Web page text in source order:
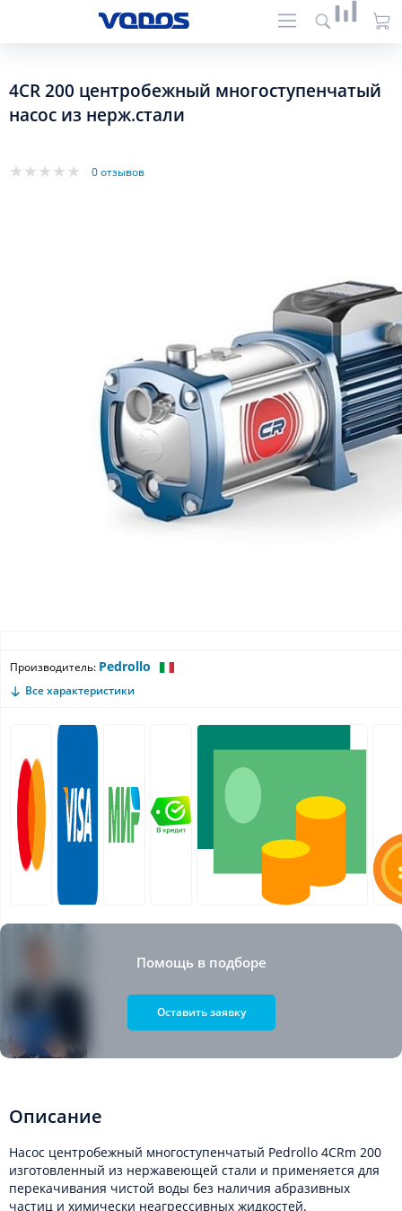
4CR 200 центробежный многоступенчатый
насос из нерж.стали
0 отзывов
Производитель: Pedrollo
Все характеристики
Помощь в подборе
Оставить заявку
Описание
Насос центробежный многоступенчатый Pedrollo 4CRm 200
изготовленный из нержавеющей стали и применяется для
перекачивания чистой воды без наличия абразивных
частиц и химически неагрессивных жидкостей.